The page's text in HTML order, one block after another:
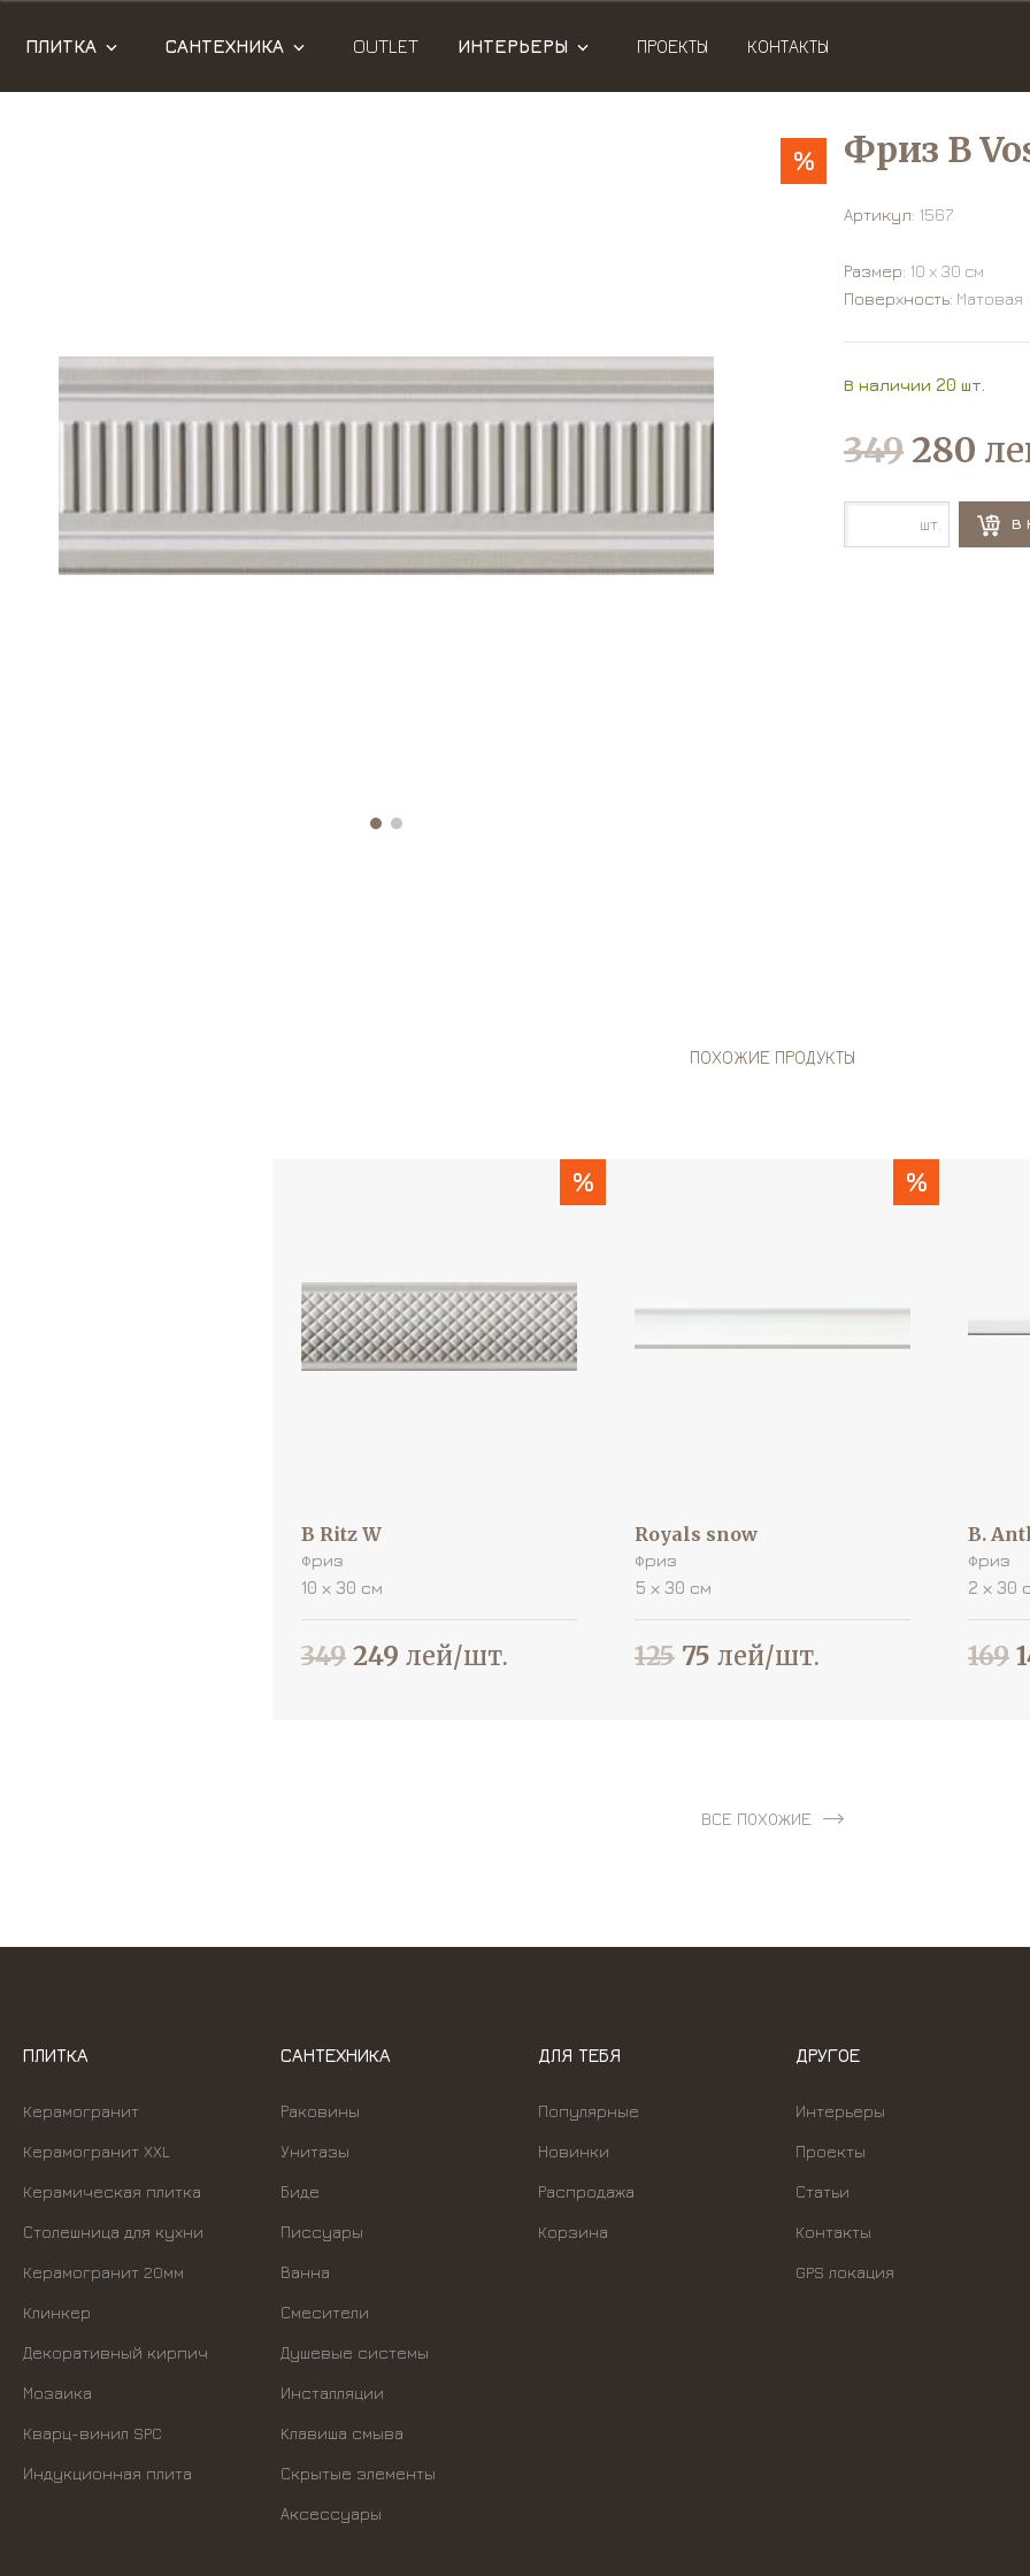
ПЛИТКА САНТЕХНИКА OUTLET ИНТЕРЬЕРЫ ПРОЕКТЫ КОНТАКТЫ
% Фриз B
Артикул: 1567
В наличии 20 шт.
349 280
шт. В
Размер: 10 х 30 см
Поверхность: Матовая
ПОХОЖИЕ ПРОДУКТЫ
%
B Ritz W
Фриз
10 х 30 см
349 249 лей/шт.
%
Royals snow
Фриз
5 х 30 см
125 75 лей/шт.
B.
Фриз
2 х 30
169
ВСЕ ПОХОЖИЕ
ПЛИТКА
Керамогранит
Керамогранит XXL
Керамическая плитка
Столешница для кухни
Керамогранит 20мм
Клинкер
Декоративный кирпич
Мозаика
Кварц-винил SPC
Индукционная плита
САНТЕХНИКА
Раковины
Унитазы
Биде
Писсуары
Ванна
Смесители
Душевые системы
Инсталляции
Kлавиша смыва
Скрытые элементы
Аксессуары
ДЛЯ ТЕБЯ
Популярные
Новинки
Распродажа
Корзина
ДРУГОЕ
Интерьеры
Проекты
Статьи
Контакты
GPS локация